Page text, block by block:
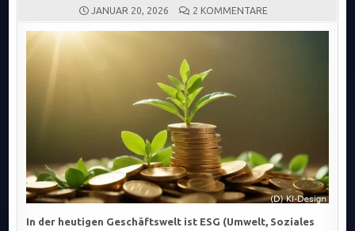
JANUAR 20, 2026 2 KOMMENTARE
ALS
In der heutigen Geschäftswelt ist ESG (Umwelt, Soziales